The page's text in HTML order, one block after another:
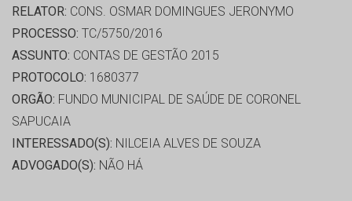
RELATOR: CONS. OSMAR DOMINGUES JERONYMO
PROCESSO: TC/5750/2016
ASSUNTO: CONTAS DE GESTÃO 2015
PROTOCOLO: 1680377
ORGÃO: FUNDO MUNICIPAL DE SAÚDE DE CORONEL
SAPUCAIA
INTERESSADO(S): NILCEIA ALVES DE SOUZA
ADVOGADO(S): NÃO HÁ